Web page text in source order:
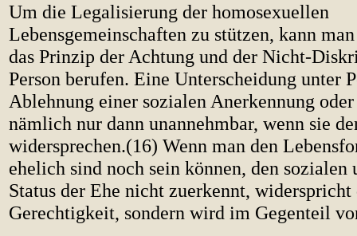
Um die Legalisierung der homosexuellen
Lebensgemeinschaften zu stützen, kann
das Prinzip der Achtung und der Nicht-
Person berufen. Eine Unterscheidung unter
Ablehnung einer sozialen Anerkennung
nämlich nur dann unannehmbar, wenn sie
widersprechen.(16) Wenn man den
ehelich sind noch sein können, den sozialen
Status der Ehe nicht zuerkennt,
Gerechtigkeit, sondern wird im Gegenteil